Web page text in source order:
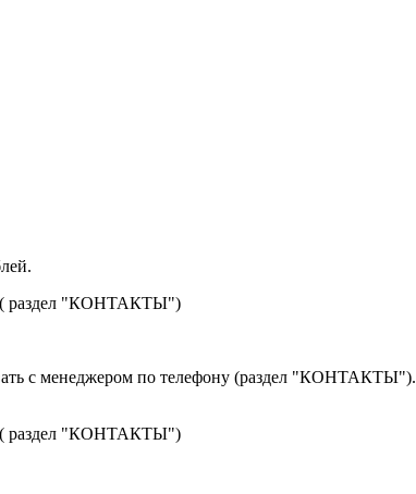
раздел "КОНТАКТЫ")
с менеджером по телефону (раздел "КОНТАКТЫ").
раздел "КОНТАКТЫ")